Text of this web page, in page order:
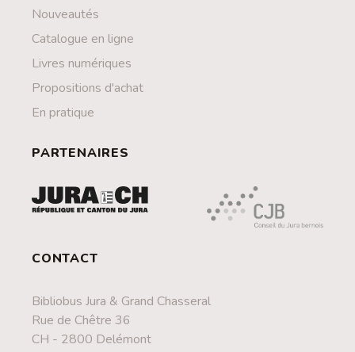
Nouveautés
Catalogue en ligne
Livres numériques
Propositions d'achat
En pratique
PARTENAIRES
CONTACT
Bibliobus Jura & Grand Chasseral
Rue de Chêtre 36
CH - 2800 Delémont